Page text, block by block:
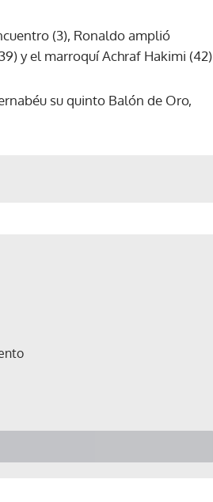
(3), Ronaldo amplió
y el marroquí Achraf Hakimi (42).
su quinto Balón de Oro,